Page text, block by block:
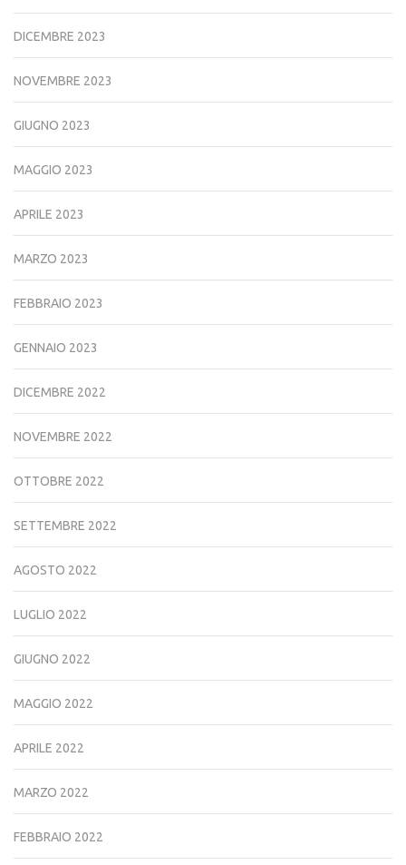
DICEMBRE 2023
NOVEMBRE 2023
GIUGNO 2023
MAGGIO 2023
APRILE 2023
MARZO 2023
FEBBRAIO 2023
GENNAIO 2023
DICEMBRE 2022
NOVEMBRE 2022
OTTOBRE 2022
SETTEMBRE 2022
AGOSTO 2022
LUGLIO 2022
GIUGNO 2022
MAGGIO 2022
APRILE 2022
MARZO 2022
FEBBRAIO 2022